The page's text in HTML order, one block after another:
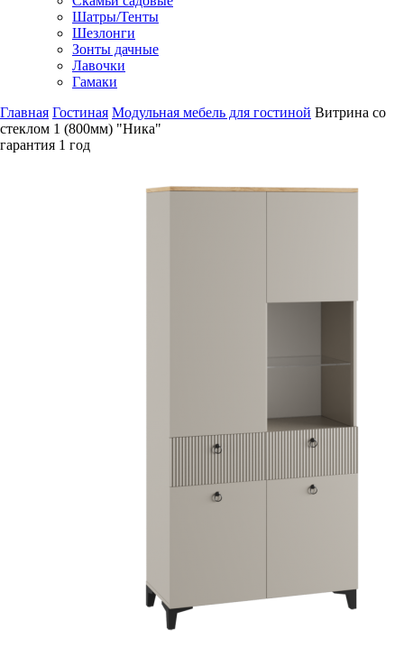
Шатры/Тенты
Шезлонги
Зонты дачные
Лавочки
Гамаки
Главная Гостиная Модульная мебель для гостиной Витрина со
стеклом 1 (800мм) "Ника"
гарантия 1 год